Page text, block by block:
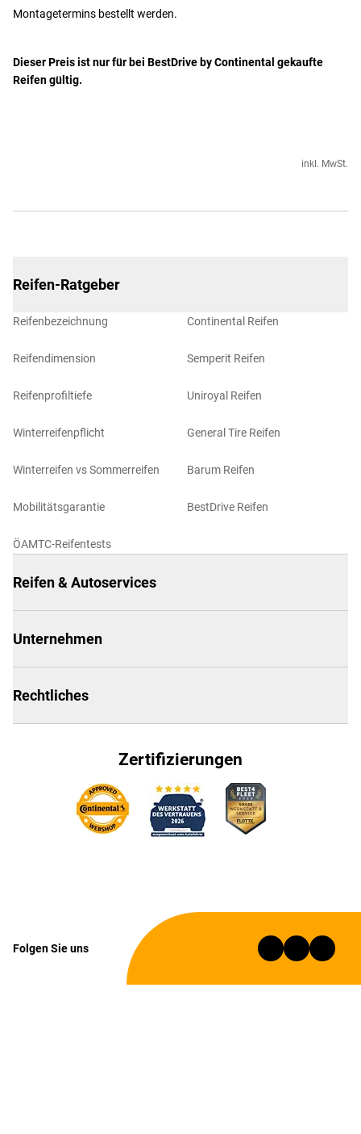
Montagetermins bestellt werden.
Dieser Preis ist nur für bei BestDrive by Continental gekaufte
Reifen gültig.
inkl. MwSt.
Reifen-Ratgeber
Reifenbezeichnung
Reifendimension
Reifenprofiltiefe
Winterreifenpflicht
Winterreifen vs Sommerreifen
Mobilitätsgarantie
ÖAMTC-Reifentests
Continental Reifen
Semperit Reifen
Uniroyal Reifen
General Tire Reifen
Barum Reifen
BestDrive Reifen
Reifen & Autoservices
Unternehmen
Rechtliches
Zertifizierungen
Folgen Sie uns